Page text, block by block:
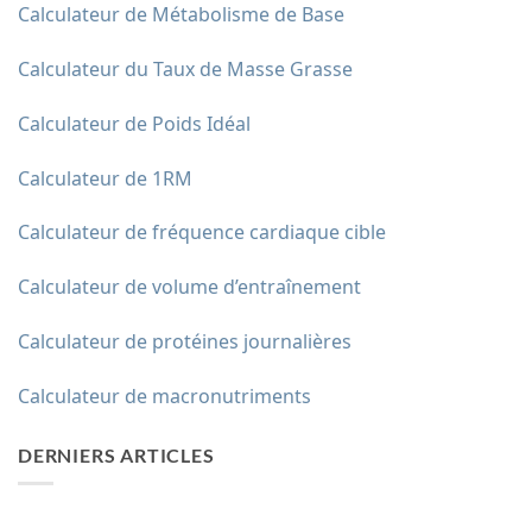
Calculateur de Métabolisme de Base
Calculateur du Taux de Masse Grasse
Calculateur de Poids Idéal
Calculateur de 1RM
Calculateur de fréquence cardiaque cible
Calculateur de volume d’entraînement
Calculateur de protéines journalières
Calculateur de macronutriments
DERNIERS ARTICLES